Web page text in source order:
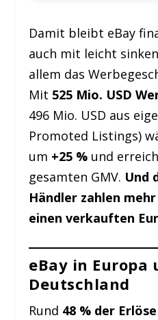
Damit bleibt eBay
auch mit leicht
allem das
Mit 525 Mio. USD
496 Mio. USD aus
Promoted Listings)
um +25 % und
gesamten GMV. Und
Händler zahlen
einen verkauften
eBay in Europa
Deutschland
Rund 48 % der Erlöse